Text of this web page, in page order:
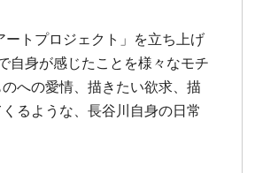
トプロジェクト」を立ち上げ
自身が感じたことを様々なモチ
への愛情、描きたい欲求、描
るような、長谷川自身の日常